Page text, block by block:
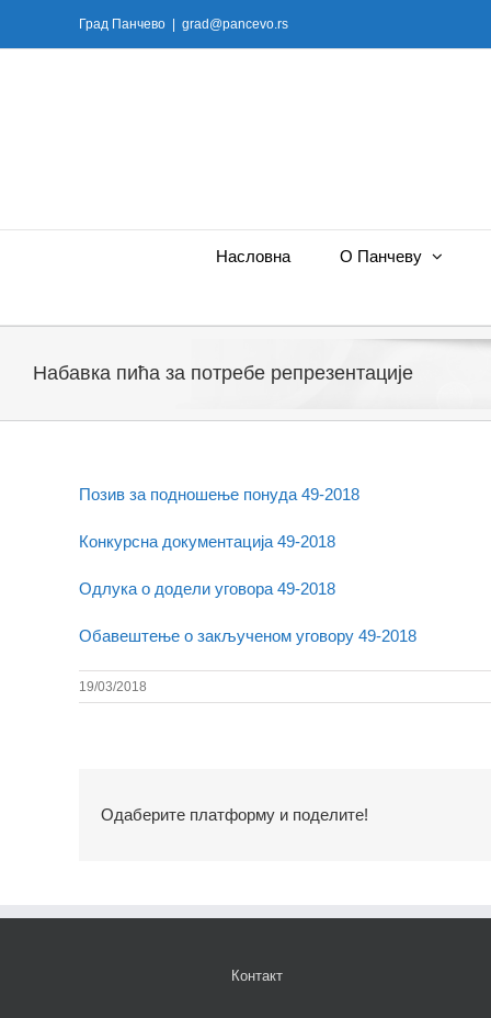
Град Панчево grad@pancevo.rs
Насловна О Панчеву
Набавка пића за потребе репрезентације
Позив за подношење понуда 49-2018
Конкурсна документација 49-2018
Одлука о додели уговора 49-2018
Обавештење о закљученом уговору 49-2018
19/03/2018
Одаберите платформу и поделите!
Контакт